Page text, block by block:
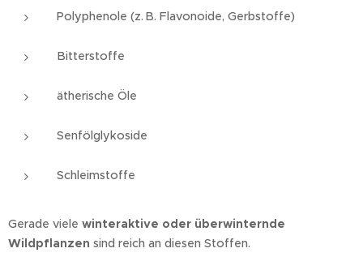
Polyphenole (z. B. Flavonoide, Gerbstoffe)
Bitterstoffe
ätherische Öle
Senfölglykoside
Schleimstoffe
Gerade viele winteraktive oder überwinternde
Wildpflanzen sind reich an diesen Stoffen.